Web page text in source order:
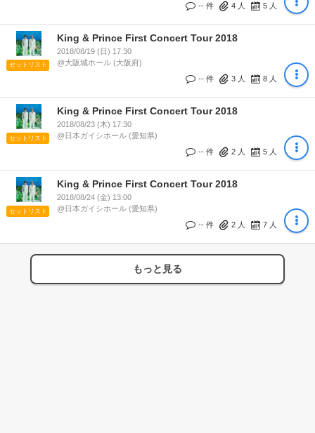
-- 件
4 人 5 人
セットリスト
King & Prince First Concert Tour 2018
2018/08/19 (日) 17:30
@大阪城ホール (大阪府)
-- 件
3 人 8 人
セットリスト
King & Prince First Concert Tour 2018
2018/08/23 (木) 17:30
@日本ガイシホール (愛知県)
-- 件
2 人 5 人
セットリスト
King & Prince First Concert Tour 2018
2018/08/24 (金) 13:00
@日本ガイシホール (愛知県)
-- 件
2 人 7 人
もっと見る